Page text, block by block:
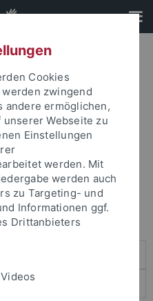
Ihr Passwort an um sich
Cookies
zwingend
andere ermöglichen,
Webseite zu
Einstellungen
werden. Mit
werden auch
zu Targeting- und
Informationen ggf.
Drittanbieters
Videos